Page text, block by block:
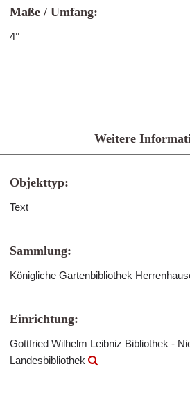
Maße / Umfang:
4°
Weitere
Objekttyp:
Text
Sammlung:
Königliche Gartenbibliothek
Einrichtung:
Gottfried Wilhelm Leibniz Bibliothek -
Landesbibliothek